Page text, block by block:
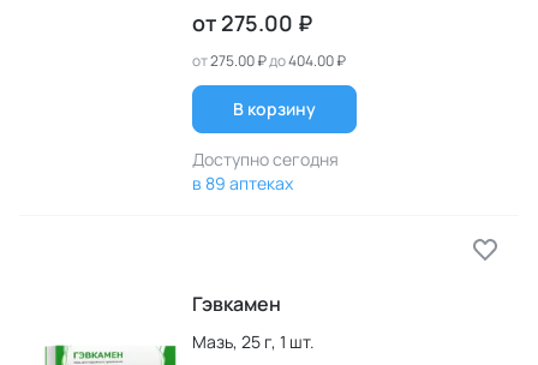
от 275.00 ₽
от275.00 ₽до404.00 ₽
В корзину
Доступно сегодня
в 89 аптеках
Гэвкамен
Мазь, 25 г, 1 шт.